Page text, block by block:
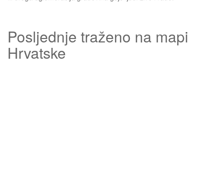
Posljednje traženo na mapi
Hrvatske